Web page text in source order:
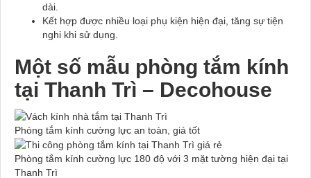
dài.
Kết hợp được nhiều loại phụ kiện hiện đại, tăng sự tiện
nghi khi sử dụng.
Một số mẫu phòng tắm kính
tại Thanh Trì – Decohouse
Phòng tắm kính cường lực an toàn, giá tốt
Phòng tắm kính cường lực 180 độ với 3 mặt tường hiện đại tại
Thanh Trì